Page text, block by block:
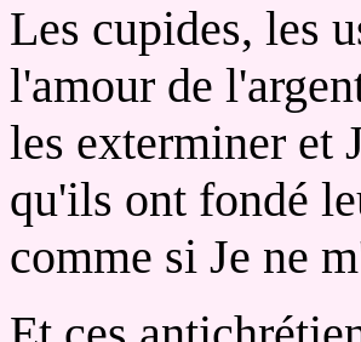
Les cupides, les
l'amour de
les exterminer et
qu'ils ont fondé
comme si Je ne